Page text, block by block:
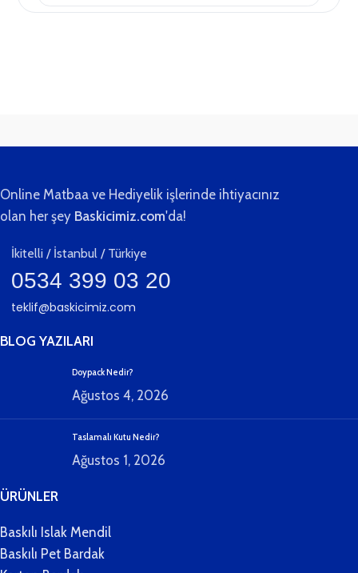
teslim.
Online Matbaa ve Hediyelik işlerinde ihtiyacınız
olan her şey Baskicimiz.com'da!
İkitelli / İstanbul / Türkiye
0534 399 03 20
teklif@baskicimiz.com
BLOG YAZILARI
Doypack Nedir?
Ağustos 4, 2026
Taslamalı Kutu Nedir?
Ağustos 1, 2026
ÜRÜNLER
Baskılı Islak Mendil
Baskılı Pet Bardak